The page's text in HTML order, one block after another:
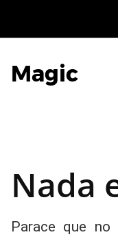
Magic
Nada
Parace que no